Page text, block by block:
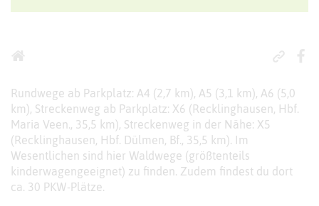
Freizeitregion
Rundwege ab Parkplatz: A4 (2,7 km), A5 (3,1 km), A6 (5,0
km), Streckenweg ab Parkplatz: X6 (Recklinghausen, Hbf.
Maria Veen., 35,5 km), Streckenweg in der Nähe: X5
(Recklinghausen, Hbf. Dülmen, Bf., 35,5 km). Im
Wesentlichen sind hier Waldwege (größtenteils
kinderwagengeeignet) zu finden. Zudem findest du dort
ca. 30 PKW-Plätze.